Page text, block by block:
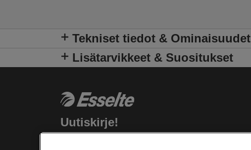
Tekniset tiedot & Ominaisuudet
Lisätarvikkeet & Suositukset
Uutiskirje!